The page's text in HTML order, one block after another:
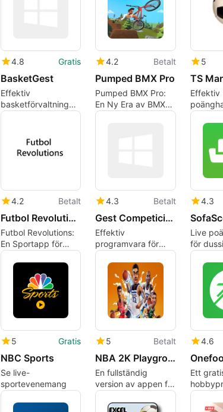
4.8 Gratis
BasketGest
Effektiv
basketförvaltning
med BasketGest
4.2 Betalt
Pumped BMX Pro
Pumped BMX Pro:
En Ny Era av BMX
Freestyle
5
Effektiv
4.2 Betalt
Futbol Revolutions
Futbol Revolutions:
En Sportapp för
Windows
4.3 Betalt
Gest Competiciones Deportivas
Effektiv
programvara för
sporttävlingar
4.3
Live
för
sporter
5 Gratis
NBC Sports
Se live-
sportevenemang
5 Betalt
NBA 2K Playgrounds 2
En fullständig
version av appen för
Windows, av Saber
Interactive.
4.6
Ett